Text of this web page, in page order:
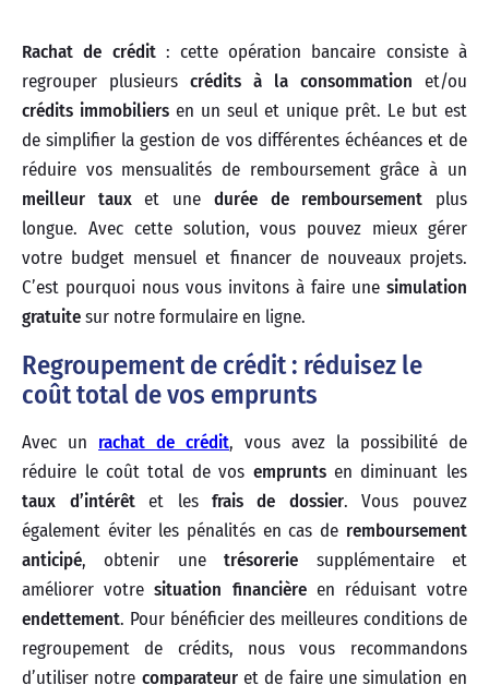
Rachat de crédit: cette opération bancaire consiste à
regrouper plusieurscrédits à la consommation et/ou
crédits immobiliers en un seul et unique prêt. Le but est
de simplifier la gestion de vos différentes échéances et de
réduire vos mensualités de remboursement grâce à un
meilleur tauxet une durée de remboursement plus
longue. Avec cette solution, vous pouvez mieux gérer
votre budget mensuel et financer de nouveaux projets.
C’est pourquoi nous vous invitons à faire une simulation
gratuite sur notre formulaire en ligne.
Regroupement de crédit : réduisez le
coût total de vos emprunts
Avec un rachat de crédit, vous avez la possibilité de
réduire le coût total de vos empruntsen diminuant les
taux d’intérêtet lesfrais de dossier. Vous pouvez
également éviter les pénalités en cas de remboursement
anticipé, obtenir unetrésorerie supplémentaire et
améliorer votresituation financièreen réduisant votre
endettement. Pour bénéficier des meilleures conditions de
regroupement de crédits, nous vous recommandons
d’utiliser notre comparateuret de faire une simulation en